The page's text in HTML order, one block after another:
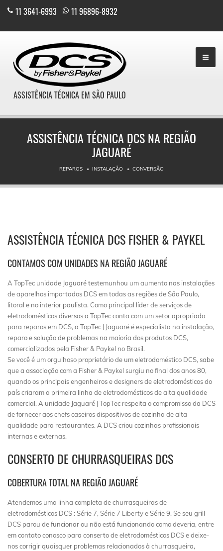
11 3641-6993 11 96896-8932
ASSISTÊNCIA TÉCNICA EM SÃO PAULO
ASSISTÊNCIA TÉCNICA DCS NA REGIÃO
JAGUARÉ
REPAROS INSTALAÇÃO CONVERSÃO
ASSISTÊNCIA TÉCNICA DCS FISHER & PAYKEL
CONTAMOS COM UNIDADES NA REGIÃO JAGUARÉ
A TopTec unidade Jaguaré testemunhou um aumento nas instalações
de aparelhos importados DCS em todas as regiões de São Paulo,
litoral e no interior paulista. Como principal líder de serviços de
eletrodomésticos diversos a TopTec conta com um setor apropriado
para reparos em DCS, a TopTec | Jaguaré é especialista na instalação,
reparo e solução de problemas na maioria dos produtos DCS,
comercializados pela Fisher & Paykel no Brasil.
Se você é um orgulhoso proprietário de um eletrodoméstico DCS, sabe
que a associação com a Fisher & Paykel surgiu no final dos anos 80,
quando os principais engenheiros e designers de eletrodomésticos do
país criaram a primeira linha de eletrodomésticos de alta qualidade
comercial. A unidade Jaguaré | TopTec respeita o compromisso da DCS
de fornecer aos chefs caseiros dispositivos de cozinha de alta
qualidade para restaurantes. A DCS criou cozinhas profissionais
internas e externas.
CONSERTO DE CHURRASQUEIRAS DCS
COBERTURA TOTAL NA REGIÃO JAGUARÉ
Atendemos uma linha completa de churrasqueiras de
eletrodomésticos DCS : Série 7, Série 7 Liberty e Série 9. Se seu grill
DCS parou de funcionar ou não está funcionando como deveria, entre
em contato conosco para conserto de eletrodomésticos DCS e deixe-
nos corrigir quaisquer problemas relacionados à churrasqueira,